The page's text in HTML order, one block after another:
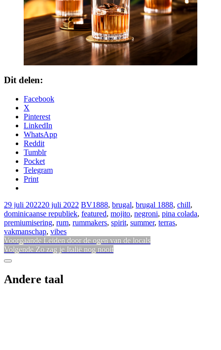
Dit delen:
Facebook
X
Pinterest
LinkedIn
WhatsApp
Reddit
Tumblr
Pocket
Telegram
Print
29 juli 202220 juli 2022 BV1888, brugal, brugal 1888, chill,
dominicaanse republiek, featured, mojito, negroni, pina colada,
premiumisering, rum, rummakers, spirit, summer, terras,
vakmanschap, vibes
Bericht
navigatie
Voorgaande Vorig
bericht:
Leiden door de ogen van de locals
Volgende Volgend
Zo zag je Italië nog nooit
Sidebar
Andere taal